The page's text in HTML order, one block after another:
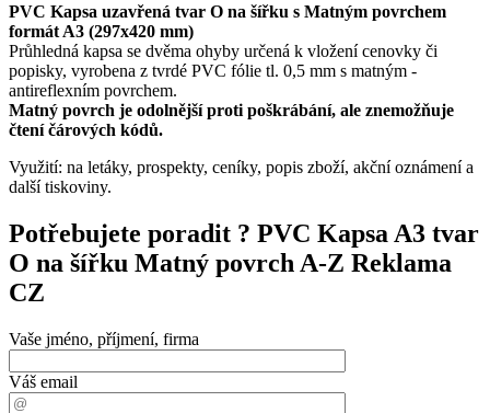
PVC Kapsa uzavřená tvar O na šířku s Matným povrchem
formát A3 (297x420 mm)
Průhledná kapsa se dvěma ohyby určená k vložení cenovky či
popisky, vyrobena z tvrdé PVC fólie tl. 0,5 mm s matným -
antireflexním povrchem.
Matný povrch je odolnější proti poškrábání, ale znemožňuje
čtení čárových kódů.
Využití: na letáky, prospekty, ceníky, popis zboží, akční oznámení a
další tiskoviny.
Potřebujete poradit ? PVC Kapsa A3 tvar
O na šířku Matný povrch A-Z Reklama
CZ
Vaše jméno, příjmení, firma
Váš email